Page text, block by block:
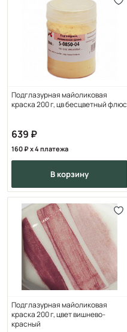
Подглазурная майоликовая
краска 200 г, цв бесцветный флюс
639
160 x 4 платежа
в корзину
Подглазурная майоликовая
краска 200 г, цвет вишнево-
красный